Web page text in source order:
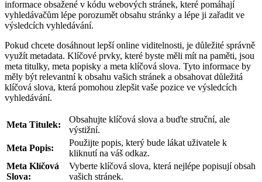
informace obsažené v kódu webových stránek, které pomáhají
vyhledávačům lépe porozumět obsahu stránky a lépe ji zařadit ve
výsledcích vyhledávání.
Pokud chcete dosáhnout lepší online viditelnosti, je důležité správně
využít metadata. Klíčové prvky, které byste měli mít na paměti, jsou
meta titulky, meta popisky a meta klíčová slova. Tyto informace by
měly být relevantní k obsahu vašich stránek a obsahovat důležitá
klíčová slova, která pomohou zlepšit vaše pozice ve výsledcích
vyhledávání.
Meta Titulek:
Obsahujte klíčová slova a buďte struční, ale
výstižní.
Meta Popis:
Použijte popis, který bude lákat uživatele k
kliknutí na váš odkaz.
Meta Klíčová
Slova:
Vyberte klíčová slova, která nejlépe popisují obsah
vašich stránek.